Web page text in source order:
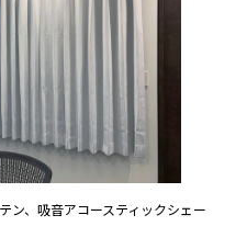
ン、吸音アコースティックシェー